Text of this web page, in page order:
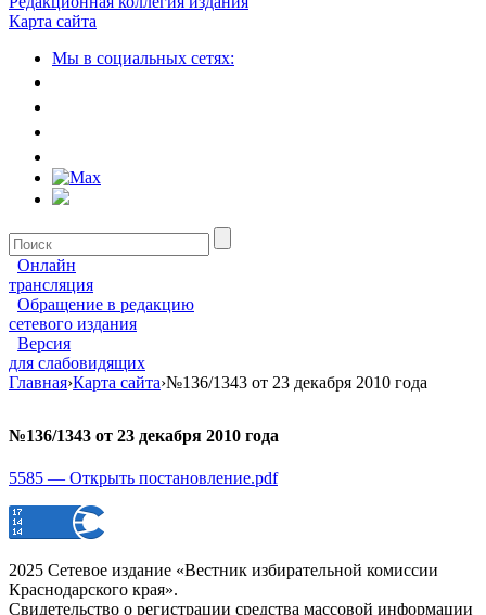
Карта сайта
Мы в социальных сетях:
Онлайн
трансляция
Обращение в редакцию
сетевого издания
Версия
для слабовидящих
Главная›Карта сайта›№136/1343 от 23 декабря 2010 года
№136/1343 от 23 декабря 2010 года
5585 — Открыть постановление.pdf
2025 Сетевое издание «Вестник избирательной комиссии
Краснодарского края».
Свидетельство о регистрации средства массовой информации